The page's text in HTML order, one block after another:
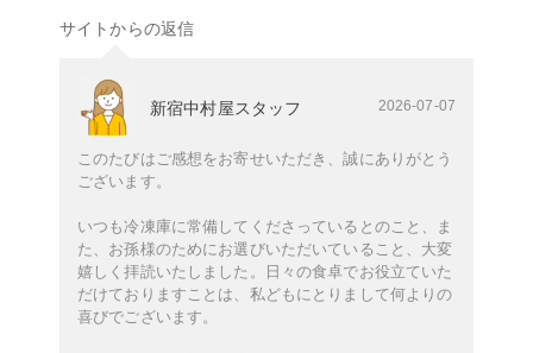
サイトからの返信
新宿中村屋スタッフ 2026-07-07
このたびはご感想をお寄せいただき、誠にありがとう
ございます。
いつも冷凍庫に常備してくださっているとのこと、ま
た、お孫様のためにお選びいただいていること、大変
嬉しく拝読いたしました。日々の食卓でお役立ていた
だけておりますことは、私どもにとりまして何よりの
喜びでございます。